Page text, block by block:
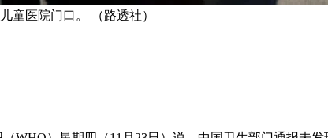
童医院门口。 （路透社）